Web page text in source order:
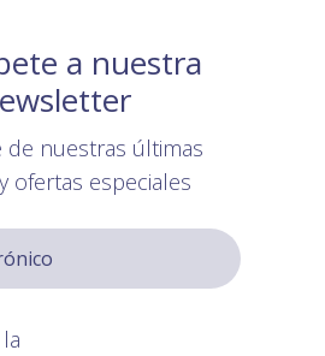
a nuestra
de nuestras últimas
ofertas especiales